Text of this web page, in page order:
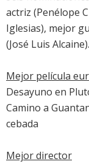
actriz (Penélope
Iglesias), mejor
(José Luis Alcaine).
Mejor película
Desayuno en
Camino a
cebada
Mejor director